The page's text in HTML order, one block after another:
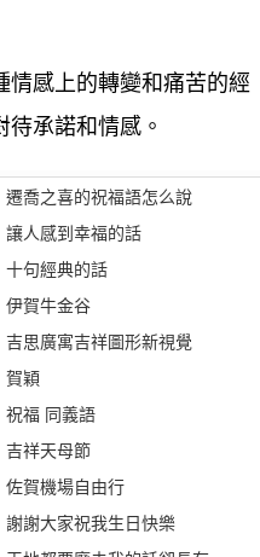
情感上的轉變和痛苦的經
承諾和情感。
遷喬之喜的祝福語怎么說
讓人感到幸福的話
十句經典的話
伊賀牛金谷
吉思廣寓吉祥圖形新視覺
賀穎
祝福 同義語
吉祥天母節
佐賀機場自由行
謝謝大家祝我生日快樂